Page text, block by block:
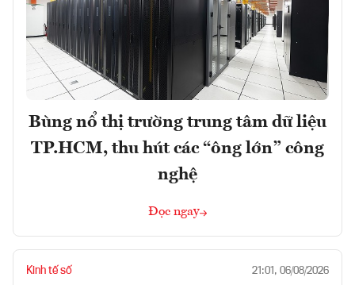
Bùng nổ thị trường trung tâm dữ liệu
TP.HCM, thu hút các “ông lớn” công
nghệ
Đọc ngay
Kinh tế số 21:01, 06/08/2026